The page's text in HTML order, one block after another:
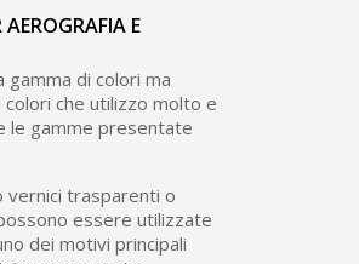
AEROGRAFIA E
gamma di colori ma
che utilizzo molto e
le gamme presentate
vernici trasparenti o
essere utilizzate
dei motivi principali